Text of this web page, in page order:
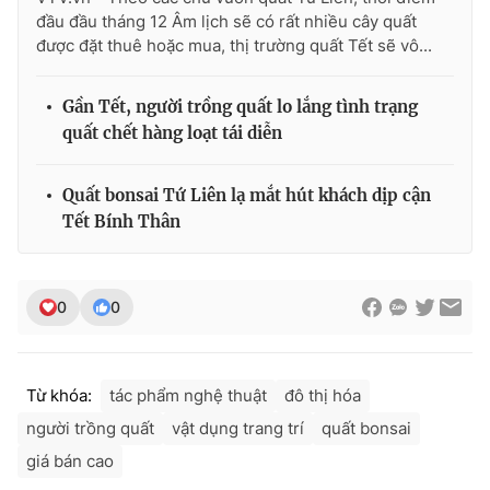
THỜI BÁO VTV
Theo dõi báo trên
Cơ quan báo chí:
Tổng Biên tập: Vũ Thanh Thủy
Phó Tổng Biên tập:
Nguyễn Thị Mỹ Hạnh, Phạm Quốc Thắng,
Nguyễn Trọng Ninh
Tổng đài VTV:
đầu đầu tháng 12 Âm lịch sẽ có rất nhiều cây quất
được đặt thuê hoặc mua, thị trường quất Tết sẽ vô...
Gần Tết, người trồng quất lo lắng tình trạng
quất chết hàng loạt tái diễn
Quất bonsai Tứ Liên lạ mắt hút khách dịp cận
Tết Bính Thân
0 0
Từ khóa: tác phẩm nghệ thuật
đô thị hóa
người trồng quất
vật dụng trang trí
quất bonsai
giá bán cao